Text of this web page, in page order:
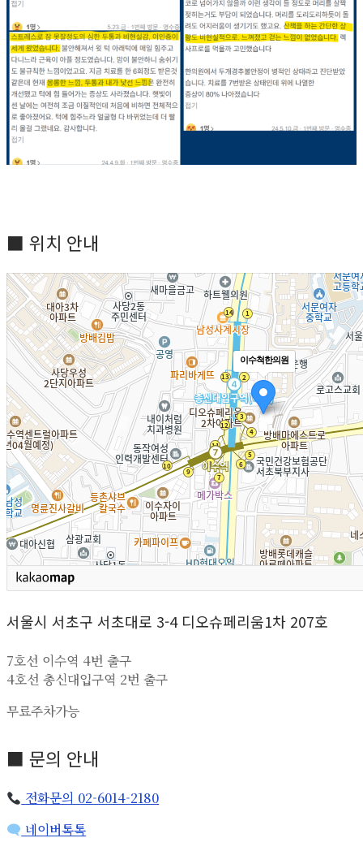
■ 위치 안내
이수척한의원
서울시 서초구 서초대로 3-4 디오슈페리움1차 207호
7호선 이수역 4번 출구
4호선 총신대입구역 2번 출구
무료주차가능
■ 문의 안내
전화문의 02-6014-2180
네이버톡톡